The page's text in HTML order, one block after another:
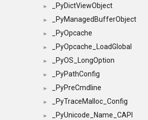
► _PyDictViewObject
► _PyManagedBufferObject
► _PyOpcache
► _PyOpcache_LoadGlobal
► _PyOS_LongOption
► _PyPathConfig
► _PyPreCmdline
► _PyTraceMalloc_Config
► _PyUnicode_Name_CAPI